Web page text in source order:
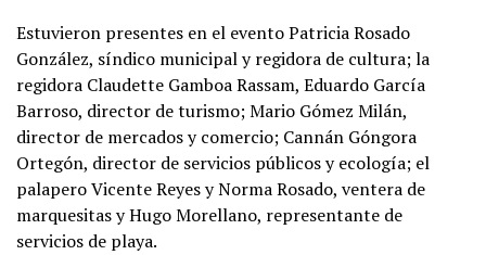
Estuvieron presentes en el evento Patricia Rosado
González, síndico municipal y regidora de cultura; la
regidora Claudette Gamboa Rassam, Eduardo García
Barroso, director de turismo; Mario Gómez Milán,
director de mercados y comercio; Cannán Góngora
Ortegón, director de servicios públicos y ecología; el
palapero Vicente Reyes y Norma Rosado, ventera de
marquesitas y Hugo Morellano, representante de
servicios de playa.